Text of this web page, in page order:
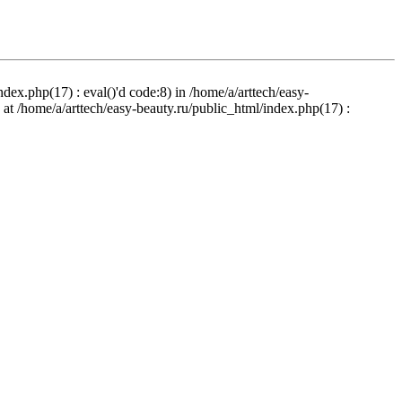
: eval()'d code:8) in /home/a/arttech/easy-
/home/a/arttech/easy-beauty.ru/public_html/index.php(17) :